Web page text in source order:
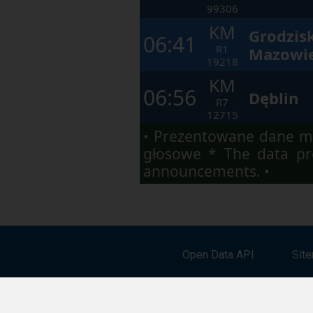
99306
06:41
KM
R1
19218
06:56
KM
R7
12715
Dęblin
• Prezentowane dane
głosowe * The data
announcements. •
Open Data API